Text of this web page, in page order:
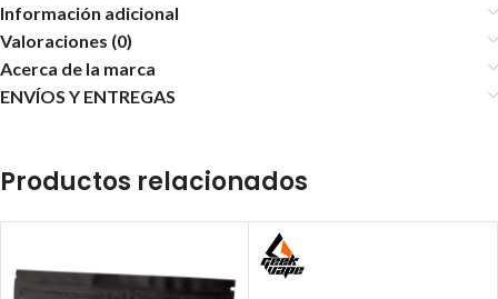
Información adicional
Valoraciones (0)
Acerca de la marca
ENVÍOS Y ENTREGAS
Productos relacionados